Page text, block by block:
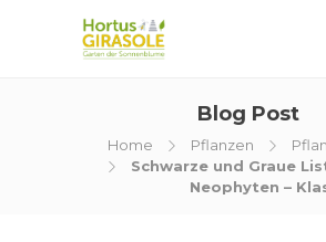
Blog Post
Home Pflanzen
Schwarze und Graue
Neophyten –